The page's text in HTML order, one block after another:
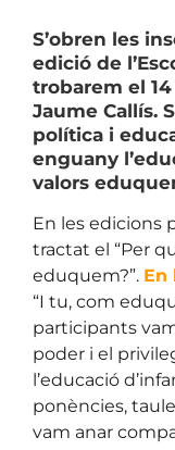
S’obren les
edició de
trobarem el 14
Jaume Callís.
política i
enguany
valors
En les edicions
tractat el “Per
eduquem?”. En
“I tu, com
participants
poder i el
l’educació
ponències,
vam anar